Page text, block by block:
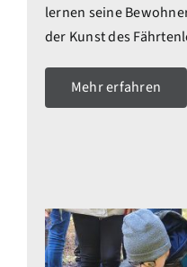
lernen seine
der Kunst des
Mehr erfahren